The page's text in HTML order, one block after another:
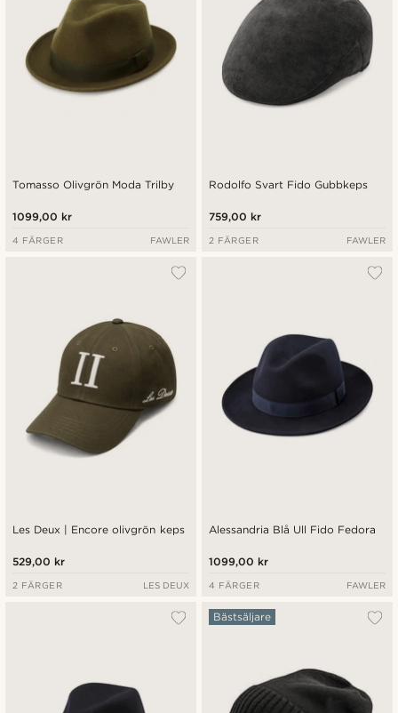
Tomasso Olivgrön Moda Trilby
1099,00 kr
4 FÄRGER FAWLER
Rodolfo Svart Fido Gubbkeps
759,00 kr
2 FÄRGER FAWLER
Les Deux | Encore olivgrön keps
529,00 kr
2 FÄRGER LES DEUX
Alessandria Blå Ull Fido Fedora
1099,00 kr
4 FÄRGER FAWLER
Bästsäljare